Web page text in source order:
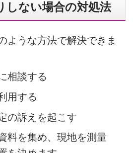
しない場合の対処法
ような方法で解決できま
相談する
用する
の訴えを起こす
料を集め、現地を測量